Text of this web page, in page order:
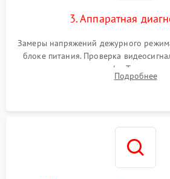
3. Аппаратная
Замеры напряжений дежурного
блоке питания. Проверка
помощью осциллографа.
светодиодных планокПодробнее